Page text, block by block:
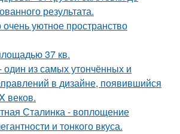
результата.
уютное пространство
37 кв.
из самых утончённых и
в дизайне, появившийся
веков.
Сталинка - воплощение
и тонкого вкуса.